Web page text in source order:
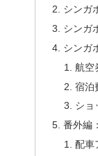
シンガ
シンガ
シンガ
航空
宿泊
ショ
番外編
配車